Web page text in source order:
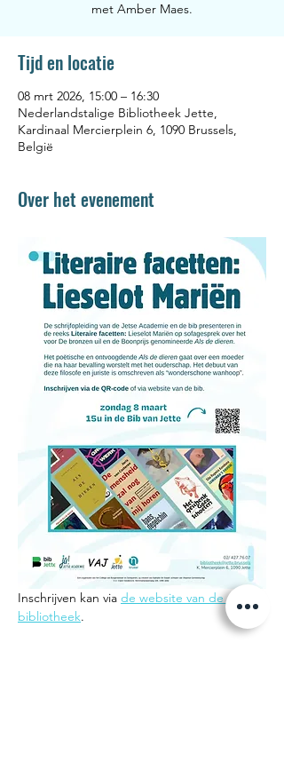
met Amber Maes.
Tijd en locatie
08 mrt 2026, 15:00 – 16:30
Nederlandstalige Bibliotheek Jette,
Kardinaal Mercierplein 6, 1090 Brussels,
België
Over het evenement
Inschrijven kan via de website van de
bibliotheek.